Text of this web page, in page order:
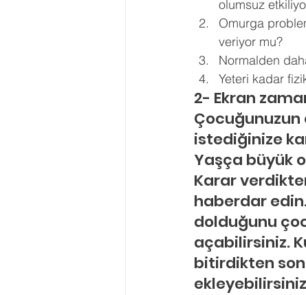
olumsuz
Omurga
veriyor mu?
Normalden
Yeteri kadar
2- Ekran
istediğinize
Yaşça büyük
Karar
haberdar
dolduğunu
açabilirsiniz.
bitirdikten